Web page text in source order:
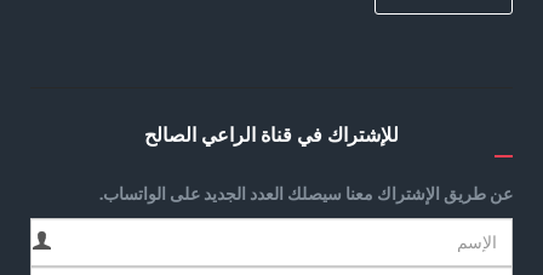
للإشتراك في قناة الراعي الصالح
عن طريق الإشتراك معنا سيصلك العدد الجديد على الواتساب.